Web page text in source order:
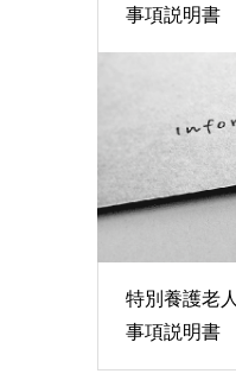
事項説明書
特別養護老
事項説明書